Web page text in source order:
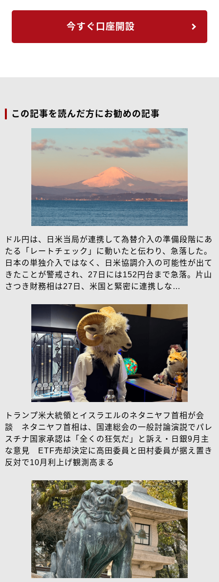
今すぐ口座開設
この記事を読んだ方にお勧めの記事
ドル円は、日米当局が連携して為替介入の準備段階にあ
たる「レートチェック」に動いたと伝わり、急落した。
日本の単独介入ではなく、日米協調介入の可能性が出て
きたことが警戒され、27日には152円台まで急落。片山
さつき財務相は27日、米国と緊密に連携しな…
トランプ米大統領とイスラエルのネタニヤフ首相が会
談 ネタニヤフ首相は、国連総会の一般討論演説でパレ
スチナ国家承認は「全くの狂気だ」と訴え・日銀9月主
な意見 ETF売却決定に高田委員と田村委員が据え置き
反対で10月利上げ観測高まる